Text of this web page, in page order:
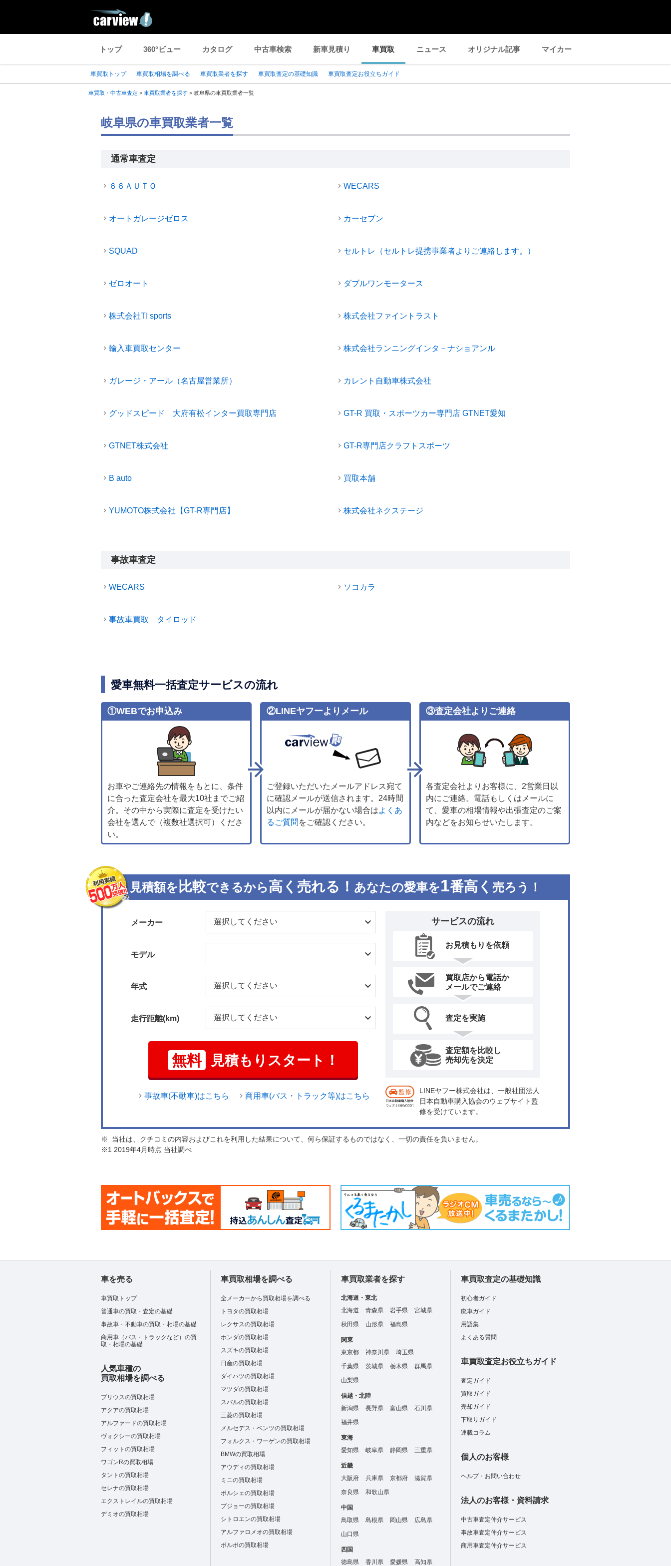
トップ 360°ビュー カタログ 中古車検索 新車見積り 車買取 ニュース オリジナル記事 マイカー
車買取トップ 車買取相場を調べる 車買取業者を探す 車買取査定の基礎知識 車買取査定お役立ちガイド
車買取・中古車査定 > 車買取業者を探す > 岐阜県の車買取業者一覧
岐阜県の車買取業者一覧
通常車査定
６６ＡＵＴＯ WECARS
オートガレージゼロス カーセブン
SQUAD セルトレ（セルトレ提携事業者よりご連絡します。）
ゼロオート ダブルワンモータース
株式会社TI sports 株式会社ファイントラスト
輸入車買取センター 株式会社ランニングインタ－ナショアンル
ガレージ・アール（名古屋営業所） カレント自動車株式会社
グッドスピード 大府有松インター買取専門店 GT-R 買取・スポーツカー専門店 GTNET愛知
GTNET株式会社 GT-R専門店クラフトスポーツ
B auto 買取本舗
YUMOTO株式会社【GT-R専門店】 株式会社ネクステージ
事故車査定
WECARS ソコカラ
事故車買取 タイロッド
愛車無料一括査定サービスの流れ
①WEBでお申込み
お車やご連絡先の情報をもとに、条件
に合った査定会社を最大10社までご紹
介。その中から実際に査定を受けたい
会社を選んで（複数社選択可）くださ
い。
②LINEヤフーよりメール
ご登録いただいたメールアドレス宛て
に確認メールが送信されます。24時間
以内にメールが届かない場合はよくあ
るご質問 をご確認ください。
③査定会社よりご連絡
各査定会社よりお客様に、2営業日以
内にご連絡。電話もしくはメールに
て、愛車の相場情報や出張査定のご案
内などをお知らせいたします。
見積額を 比較できるから高く売れる！ あなたの愛車を1番高く 売ろう！
メーカー
モデル
年式
走行距離(km)
無料 見積もりスタート！
事故車(不動車)はこちら 商用車(バス・トラック等)はこちら
サービスの流れ
お見積もりを依頼
買取店から電話か
メールでご連絡
査定を実施
査定額を比較し
売却先を決定
LINEヤフー株式会社は、一般社団法人
日本自動車購入協会のウェブサイト監
修を受けています。
※ 当社は、クチコミの内容およびこれを利用した結果について、何ら保証するものではなく、一切の責任を負いません。
※1 2019年4月時点 当社調べ
車を売る
車買取トップ
普通車の買取・査定の基礎
事故車・不動車の買取・相場の基礎
商用車（バス・トラックなど）の買
取・相場の基礎
人気車種の
買取相場を調べる
プリウスの買取相場
アクアの買取相場
アルファードの買取相場
ヴォクシーの買取相場
フィットの買取相場
ワゴンRの買取相場
タントの買取相場
セレナの買取相場
エクストレイルの買取相場
デミオの買取相場
車買取相場を調べる
全メーカーから買取相場を調べる
トヨタの買取相場
レクサスの買取相場
ホンダの買取相場
スズキの買取相場
日産の買取相場
ダイハツの買取相場
マツダの買取相場
スバルの買取相場
三菱の買取相場
メルセデス・ベンツの買取相場
フォルクス・ワーゲンの買取相場
BMWの買取相場
アウディの買取相場
ミニの買取相場
ポルシェの買取相場
プジョーの買取相場
シトロエンの買取相場
アルファロメオの買取相場
ボルボの買取相場
車買取業者を探す
北海道・東北
北海道
青森県 岩手県
宮城県
秋田県
山形県 福島県
関東
東京都
神奈川県
埼玉県
千葉県
茨城県 栃木県
群馬県
山梨県
信越・北陸
新潟県
長野県 富山県
石川県
福井県
東海
愛知県
岐阜県 静岡県 三重県
近畿
大阪府
兵庫県 京都府
滋賀県
奈良県
和歌山県
中国
鳥取県
島根県 岡山県
広島県
山口県
四国
徳島県
香川県 愛媛県 高知県
車買取査定の基礎知識
初心者ガイド
廃車ガイド
用語集
よくある質問
車買取査定お役立ちガイド
査定ガイド
買取ガイド
売却ガイド
下取りガイド
連載コラム
個人のお客様
ヘルプ・お問い合わせ
法人のお客様・資料請求
中古車査定仲介サービス
事故車査定仲介サービス
商用車査定仲介サービス